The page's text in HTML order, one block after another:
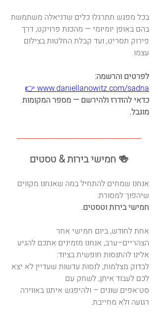
בכל מפגש תתרגלו כלים שדניאלה משתמשת
בהם באופן יומיומי — מהכנת פרויקט, דרך
פירוק תסריט, ועד קבלת החלטות בצילום
עצמו.
לפרטים והרשמה:
👉 www.daniellanowitz.com/sadna
כדאי להזדרז ולהירשם — מספר המקומות
מוגבל.
____________________________________
🍻 חמישי בירות & טסטים
אנחנו שמחים להתחיל במה שאנחנו מקווים
שיהפוך למסורת:
חמישי בירות וטסטים.
אחת לחודש, ביום חמישי אחר
הצהריים–ערב, אנחנו מזמינים אתכם להגיע
אלינו להתנסות חופשית בציוד:
לבדוק מצלמות, לנסות עדשות שעדיין לא יצא
לכם לעבוד איתן, לשחק עם
סט־אפים שונים – ולהיפגש איתנו באווירה
רגועה ולא מחייבת.